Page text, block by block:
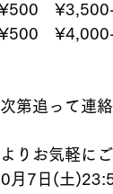
　
　
第追って連
りお気軽にご
7日(土